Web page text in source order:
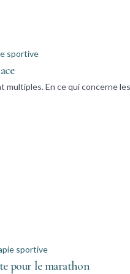
sportive
multiples. En ce qui concerne
sportive
pour le marathon